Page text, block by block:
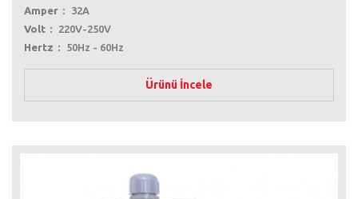
Amper
32A
Volt
220V-250V
Hertz
50Hz - 60Hz
Ürünü İncele